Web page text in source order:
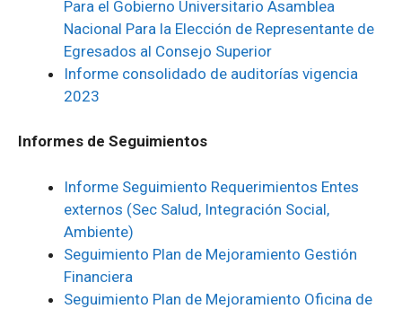
Para el Gobierno Universitario Asamblea
Nacional Para la Elección de Representante de
Egresados al Consejo Superior
Informe consolidado de auditorías vigencia
2023
Informes de Seguimientos
Informe Seguimiento Requerimientos Entes
externos (Sec Salud, Integración Social,
Ambiente)
Seguimiento Plan de Mejoramiento Gestión
Financiera
Seguimiento Plan de Mejoramiento Oficina de